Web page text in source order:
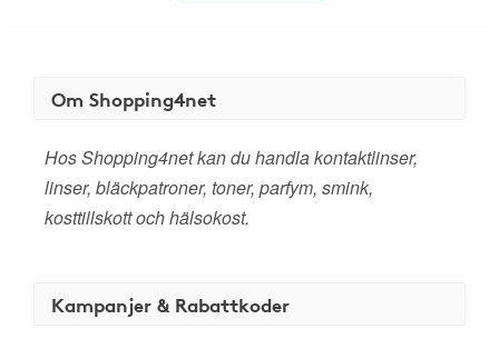
Om Shopping4net
Hos Shopping4net kan du handla kontaktlinser,
linser, bläckpatroner, toner, parfym, smink,
kosttillskott och hälsokost.
Kampanjer & Rabattkoder